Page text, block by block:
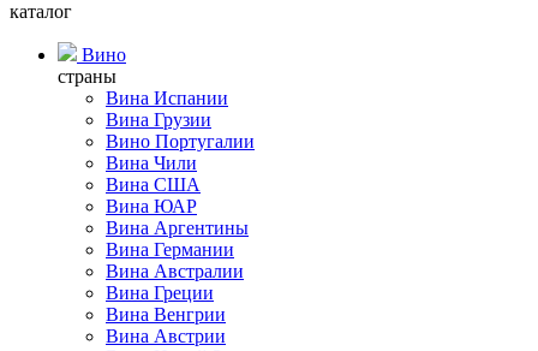
каталог
Вино
страны
Вина Испании
Вина Грузии
Вино Португалии
Вина Чили
Вина США
Вина ЮАР
Вина Аргентины
Вина Германии
Вина Австралии
Вина Греции
Вина Венгрии
Вина Австрии